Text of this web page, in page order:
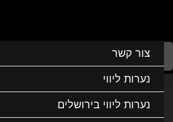
צור קשר
נערות ליווי
נערות ליווי בירושלים
Home
אליאן דוגמנית
אליאן דוגמנית